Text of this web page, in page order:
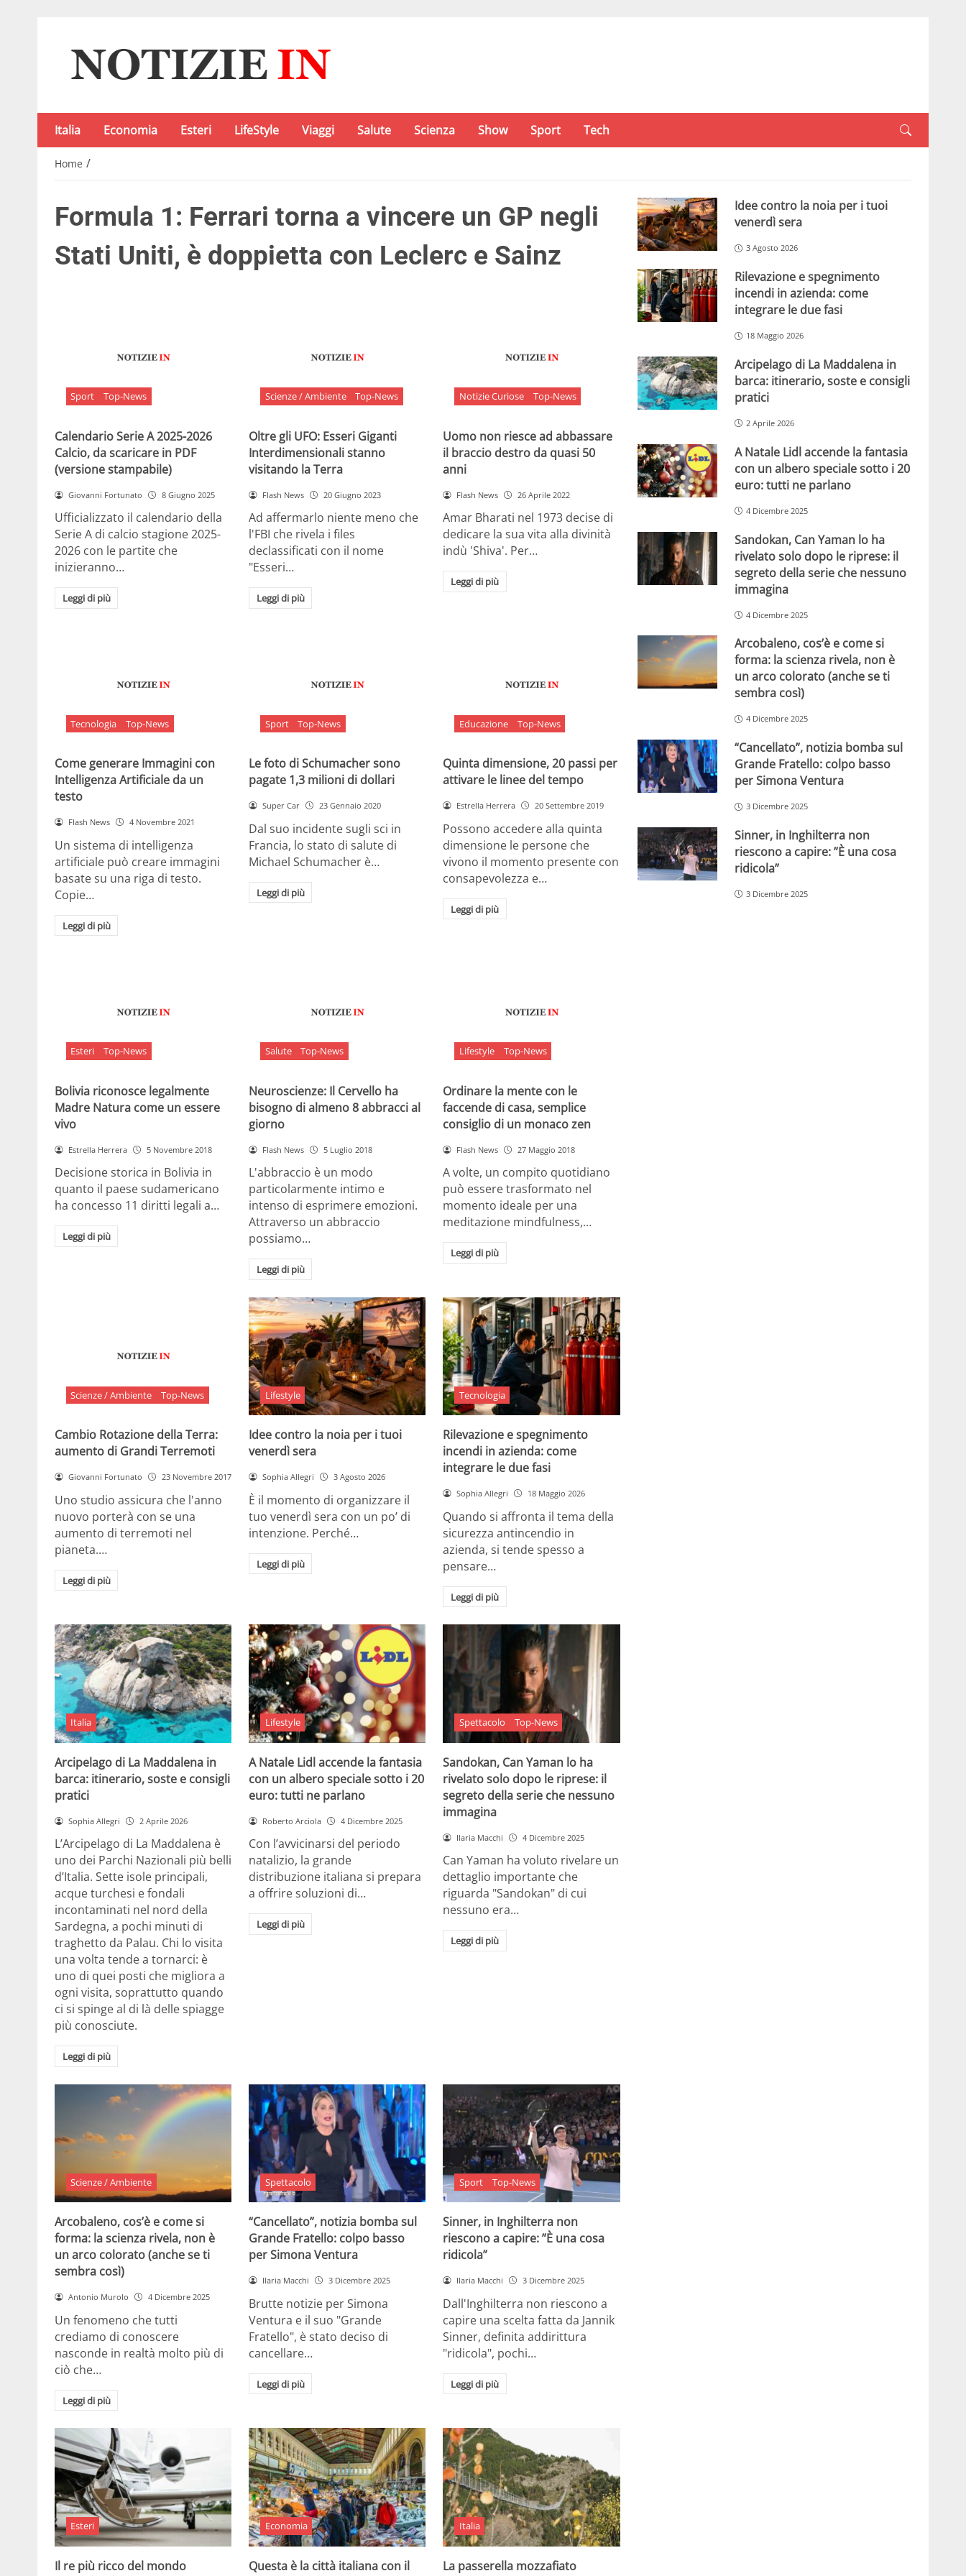
Italia Economia Esteri LifeStyle Viaggi Salute Scienza Show Sport Tech
Home /
Formula 1: Ferrari torna a vincere un GP negli
Stati Uniti, è doppietta con Leclerc e Sainz
Sport Top-News
Calendario Serie A 2025-2026
Calcio, da scaricare in PDF
(versione stampabile)
Giovanni Fortunato 8 Giugno 2025
Ufficializzato il calendario della
Serie A di calcio stagione 2025-
2026 con le partite che
inizieranno…
Leggi di più
Scienze / Ambiente Top-News
Oltre gli UFO: Esseri Giganti
Interdimensionali stanno
visitando la Terra
Flash News 20 Giugno 2023
Ad affermarlo niente meno che
l'FBI che rivela i files
declassificati con il nome
"Esseri…
Leggi di più
Notizie Curiose Top-News
Uomo non riesce ad abbassare
il braccio destro da quasi 50
anni
Flash News 26 Aprile 2022
Amar Bharati nel 1973 decise di
dedicare la sua vita alla divinità
indù 'Shiva'. Per…
Leggi di più
Tecnologia Top-News
Come generare Immagini con
Intelligenza Artificiale da un
testo
Flash News 4 Novembre 2021
Un sistema di intelligenza
artificiale può creare immagini
basate su una riga di testo.
Copie…
Leggi di più
Sport Top-News
Le foto di Schumacher sono
pagate 1,3 milioni di dollari
Super Car 23 Gennaio 2020
Dal suo incidente sugli sci in
Francia, lo stato di salute di
Michael Schumacher è…
Leggi di più
Educazione Top-News
Quinta dimensione, 20 passi per
attivare le linee del tempo
Estrella Herrera 20 Settembre 2019
Possono accedere alla quinta
dimensione le persone che
vivono il momento presente con
consapevolezza e…
Leggi di più
Esteri Top-News
Bolivia riconosce legalmente
Madre Natura come un essere
vivo
Estrella Herrera 5 Novembre 2018
Decisione storica in Bolivia in
quanto il paese sudamericano
ha concesso 11 diritti legali a…
Leggi di più
Salute Top-News
Neuroscienze: Il Cervello ha
bisogno di almeno 8 abbracci al
giorno
Flash News 5 Luglio 2018
L'abbraccio è un modo
particolarmente intimo e
intenso di esprimere emozioni.
Attraverso un abbraccio
possiamo…
Leggi di più
Lifestyle Top-News
Ordinare la mente con le
faccende di casa, semplice
consiglio di un monaco zen
Flash News 27 Maggio 2018
A volte, un compito quotidiano
può essere trasformato nel
momento ideale per una
meditazione mindfulness,…
Leggi di più
Scienze / Ambiente Top-News
Cambio Rotazione della Terra:
aumento di Grandi Terremoti
Giovanni Fortunato 23 Novembre 2017
Uno studio assicura che l'anno
nuovo porterà con se una
aumento di terremoti nel
pianeta.…
Leggi di più
Lifestyle
Idee contro la noia per i tuoi
venerdì sera
Sophia Allegri 3 Agosto 2026
È il momento di organizzare il
tuo venerdì sera con un po’ di
intenzione. Perché…
Leggi di più
Tecnologia
Rilevazione e spegnimento
incendi in azienda: come
integrare le due fasi
Sophia Allegri 18 Maggio 2026
Quando si affronta il tema della
sicurezza antincendio in
azienda, si tende spesso a
pensare…
Leggi di più
Italia
Arcipelago di La Maddalena in
barca: itinerario, soste e consigli
pratici
Sophia Allegri 2 Aprile 2026
L’Arcipelago di La Maddalena è
uno dei Parchi Nazionali più belli
d’Italia. Sette isole principali,
acque turchesi e fondali
incontaminati nel nord della
Sardegna, a pochi minuti di
traghetto da Palau. Chi lo visita
una volta tende a tornarci: è
uno di quei posti che migliora a
ogni visita, soprattutto quando
ci si spinge al di là delle spiagge
più conosciute.
Leggi di più
Lifestyle
A Natale Lidl accende la fantasia
con un albero speciale sotto i 20
euro: tutti ne parlano
Roberto Arciola 4 Dicembre 2025
Con l’avvicinarsi del periodo
natalizio, la grande
distribuzione italiana si prepara
a offrire soluzioni di…
Leggi di più
Spettacolo Top-News
Sandokan, Can Yaman lo ha
rivelato solo dopo le riprese: il
segreto della serie che nessuno
immagina
Ilaria Macchi 4 Dicembre 2025
Can Yaman ha voluto rivelare un
dettaglio importante che
riguarda "Sandokan" di cui
nessuno era…
Leggi di più
Scienze / Ambiente
Arcobaleno, cos’è e come si
forma: la scienza rivela, non è
un arco colorato (anche se ti
sembra così)
Antonio Murolo 4 Dicembre 2025
Un fenomeno che tutti
crediamo di conoscere
nasconde in realtà molto più di
ciò che…
Leggi di più
Spettacolo
“Cancellato”, notizia bomba sul
Grande Fratello: colpo basso
per Simona Ventura
Ilaria Macchi 3 Dicembre 2025
Brutte notizie per Simona
Ventura e il suo "Grande
Fratello", è stato deciso di
cancellare…
Leggi di più
Sport Top-News
Sinner, in Inghilterra non
riescono a capire: ”È una cosa
ridicola”
Ilaria Macchi 3 Dicembre 2025
Dall'Inghilterra non riescono a
capire una scelta fatta da Jannik
Sinner, definita addirittura
"ridicola", pochi…
Leggi di più
Esteri
Il re più ricco del mondo
Economia
Questa è la città italiana con il
Italia
La passerella mozzafiato
Idee contro la noia per i tuoi
venerdì sera
3 Agosto 2026
Rilevazione e spegnimento
incendi in azienda: come
integrare le due fasi
18 Maggio 2026
Arcipelago di La Maddalena in
barca: itinerario, soste e consigli
pratici
2 Aprile 2026
A Natale Lidl accende la fantasia
con un albero speciale sotto i 20
euro: tutti ne parlano
4 Dicembre 2025
Sandokan, Can Yaman lo ha
rivelato solo dopo le riprese: il
segreto della serie che nessuno
immagina
4 Dicembre 2025
Arcobaleno, cos’è e come si
forma: la scienza rivela, non è
un arco colorato (anche se ti
sembra così)
4 Dicembre 2025
“Cancellato”, notizia bomba sul
Grande Fratello: colpo basso
per Simona Ventura
3 Dicembre 2025
Sinner, in Inghilterra non
riescono a capire: ”È una cosa
ridicola”
3 Dicembre 2025